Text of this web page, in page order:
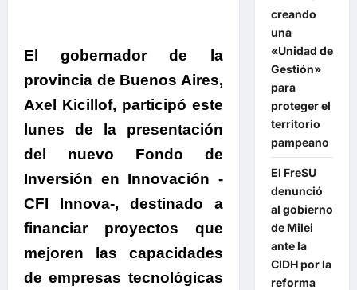
El gobernador de la
provincia de Buenos Aires,
Axel Kicillof, participó este
lunes de la presentación
del nuevo Fondo de
Inversión en Innovación -
CFI Innova-, destinado a
financiar proyectos que
mejoren las capacidades
de empresas tecnológicas
creando
una
«Unidad de
Gestión»
para
proteger el
territorio
pampeano
El FreSU
denunció
al gobierno
de Milei
ante la
CIDH por la
reforma